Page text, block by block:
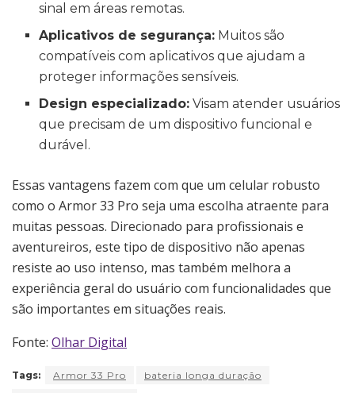
sinal em áreas remotas.
Aplicativos de segurança: Muitos são
compatíveis com aplicativos que ajudam a
proteger informações sensíveis.
Design especializado: Visam atender usuários
que precisam de um dispositivo funcional e
durável.
Essas vantagens fazem com que um celular robusto
como o Armor 33 Pro seja uma escolha atraente para
muitas pessoas. Direcionado para profissionais e
aventureiros, este tipo de dispositivo não apenas
resiste ao uso intenso, mas também melhora a
experiência geral do usuário com funcionalidades que
são importantes em situações reais.
Fonte: Olhar Digital
Tags: Armor 33 Pro
bateria longa duração